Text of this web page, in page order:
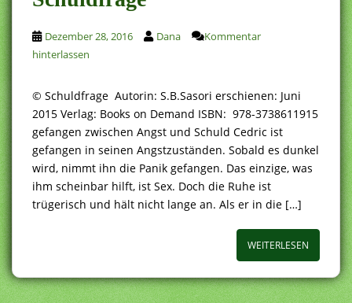
Dezember 28, 2016 Dana
Kommentar
hinterlassen
© Schuldfrage Autorin: S.B.Sasori erschienen: Juni
2015 Verlag: Books on Demand ISBN: 978-3738611915
gefangen zwischen Angst und Schuld Cedric ist
gefangen in seinen Angstzuständen. Sobald es dunkel
wird, nimmt ihn die Panik gefangen. Das einzige, was
ihm scheinbar hilft, ist Sex. Doch die Ruhe ist
trügerisch und hält nicht lange an. Als er in die […]
WEITERLESEN